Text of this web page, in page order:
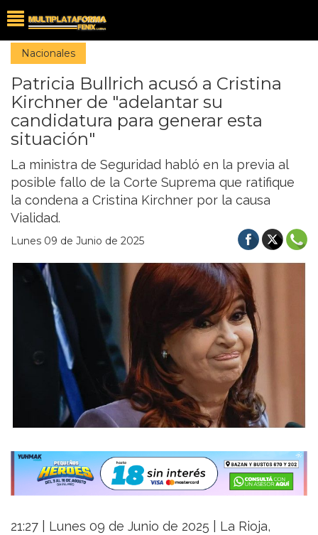
Nacionales
Patricia Bullrich acusó a Cristina
Kirchner de "adelantar su
candidatura para generar esta
situación"
La ministra de Seguridad habló en la previa al
posible fallo de la Corte Suprema que ratifique
la condena a Cristina Kirchner por la causa
Vialidad.
Lunes 09 de Junio de 2025
21:27 | Lunes 09 de Junio de 2025 | La Rioja,